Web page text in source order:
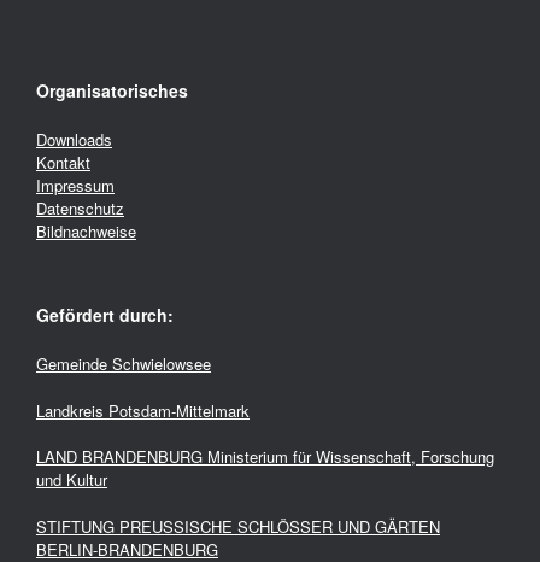
Organisatorisches
Downloads
Kontakt
Impressum
Datenschutz
Bildnachweise
Gefördert durch:
Gemeinde Schwielowsee
Landkreis Potsdam-Mittelmark
LAND BRANDENBURG Ministerium für Wissenschaft, Forschung
und Kultur
STIFTUNG PREUSSISCHE SCHLÖSSER UND GÄRTEN
BERLIN-BRANDENBURG